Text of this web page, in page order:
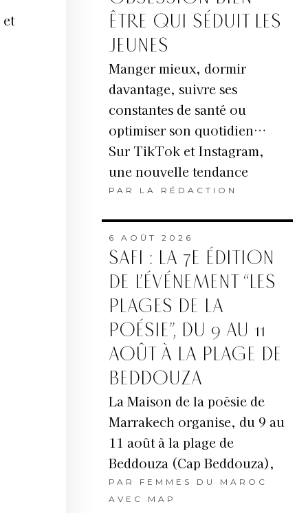
et
ÊTRE QUI SÉDUIT LES
JEUNES
Manger mieux, dormir
davantage, suivre ses
constantes de santé ou
optimiser son quotidien…
Sur TikTok et Instagram,
une nouvelle tendance
PAR LA RÉDACTION
6 AOÛT 2026
SAFI : LA 7E ÉDITION
DE L’ÉVÉNEMENT “LES
PLAGES DE LA
POÉSIE”, DU 9 AU 11
AOÛT À LA PLAGE DE
BEDDOUZA
La Maison de la poésie de
Marrakech organise, du 9 au
11 août à la plage de
Beddouza (Cap Beddouza),
PAR FEMMES DU MAROC
AVEC MAP